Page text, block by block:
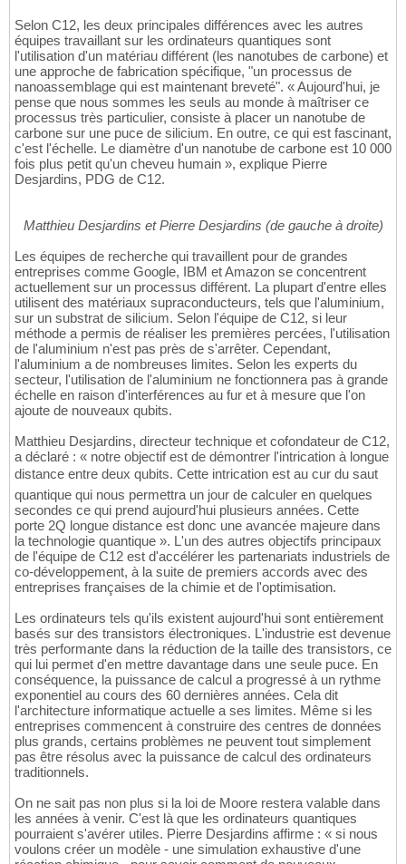
Selon C12, les deux principales différences avec les autres
équipes travaillant sur les ordinateurs quantiques sont
l'utilisation d'un matériau différent (les nanotubes de carbone) et
une approche de fabrication spécifique, "un processus de
nanoassemblage qui est maintenant breveté". « Aujourd'hui, je
pense que nous sommes les seuls au monde à maîtriser ce
processus très particulier, consiste à placer un nanotube de
carbone sur une puce de silicium. En outre, ce qui est fascinant,
c'est l'échelle. Le diamètre d'un nanotube de carbone est 10 000
fois plus petit qu'un cheveu humain », explique Pierre
Desjardins, PDG de C12.
Matthieu Desjardins et Pierre Desjardins (de gauche à droite)
Les équipes de recherche qui travaillent pour de grandes
entreprises comme Google, IBM et Amazon se concentrent
actuellement sur un processus différent. La plupart d'entre elles
utilisent des matériaux supraconducteurs, tels que l'aluminium,
sur un substrat de silicium. Selon l'équipe de C12, si leur
méthode a permis de réaliser les premières percées, l'utilisation
de l'aluminium n'est pas près de s'arrêter. Cependant,
l'aluminium a de nombreuses limites. Selon les experts du
secteur, l'utilisation de l'aluminium ne fonctionnera pas à grande
échelle en raison d'interférences au fur et à mesure que l'on
ajoute de nouveaux qubits.
Matthieu Desjardins, directeur technique et cofondateur de C12,
a déclaré : « notre objectif est de démontrer l'intrication à longue
distance entre deux qubits. Cette intrication est au cur du saut
quantique qui nous permettra un jour de calculer en quelques
secondes ce qui prend aujourd'hui plusieurs années. Cette
porte 2Q longue distance est donc une avancée majeure dans
la technologie quantique ». L'un des autres objectifs principaux
de l'équipe de C12 est d'accélérer les partenariats industriels de
co-développement, à la suite de premiers accords avec des
entreprises françaises de la chimie et de l'optimisation.
Les ordinateurs tels qu'ils existent aujourd'hui sont entièrement
basés sur des transistors électroniques. L'industrie est devenue
très performante dans la réduction de la taille des transistors, ce
qui lui permet d'en mettre davantage dans une seule puce. En
conséquence, la puissance de calcul a progressé à un rythme
exponentiel au cours des 60 dernières années. Cela dit
l'architecture informatique actuelle a ses limites. Même si les
entreprises commencent à construire des centres de données
plus grands, certains problèmes ne peuvent tout simplement
pas être résolus avec la puissance de calcul des ordinateurs
traditionnels.
On ne sait pas non plus si la loi de Moore restera valable dans
les années à venir. C'est là que les ordinateurs quantiques
pourraient s'avérer utiles. Pierre Desjardins affirme : « si nous
voulons créer un modèle - une simulation exhaustive d'une